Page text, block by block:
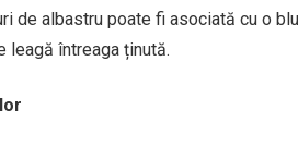
de albastru poate fi asociată cu o
leagă întreaga ținută.